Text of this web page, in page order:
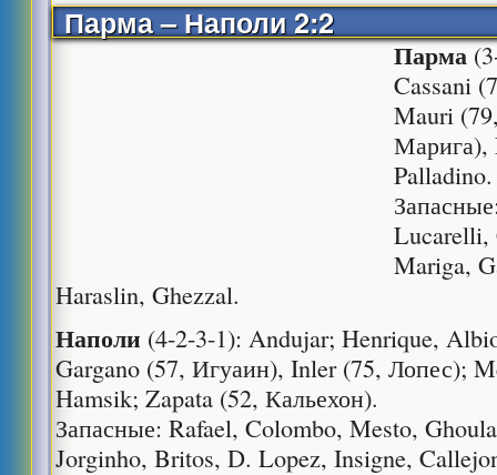
Парма – Наполи 2:2
Парма
Cassani
Mauri
Марига),
Palladino.
Lucarelli,
Mariga,
Haraslin, Ghezzal.
Наполи (4-2-3-1): Andujar; Henrique,
Gargano (57, Игуаин), Inler (75, Лопес);
Hamsik; Zapata (52, Кальехон).
Запасные: Rafael, Colombo, Mesto,
Jorginho, Britos, D. Lopez, Insigne,